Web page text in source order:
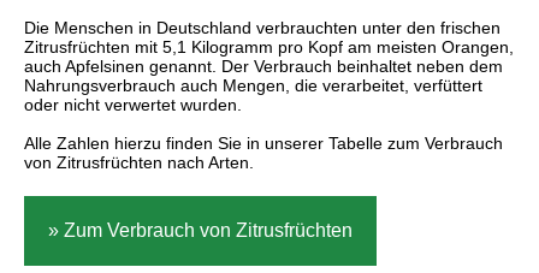
Die Menschen in Deutschland verbrauchten unter den frischen
Zitrusfrüchten mit 5,1 Kilogramm pro Kopf am meisten Orangen,
auch Apfelsinen genannt. Der Verbrauch beinhaltet neben dem
Nahrungsverbrauch auch Mengen, die verarbeitet, verfüttert
oder nicht verwertet wurden.
Alle Zahlen hierzu finden Sie in unserer Tabelle zum Verbrauch
von Zitrusfrüchten nach Arten.
» Zum Verbrauch von Zitrusfrüchten